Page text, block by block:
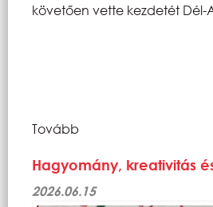
követően vette kezdetét
Tovább
Hagyomány, kreativitás
2026.06.15